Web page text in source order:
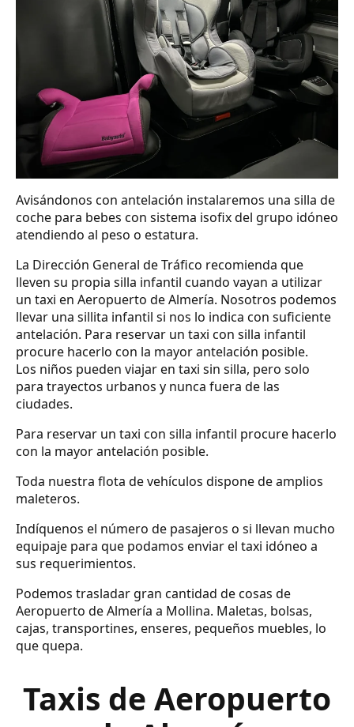
Avisándonos con antelación instalaremos una silla de
coche para bebes con sistema isofix del grupo idóneo
atendiendo al peso o estatura.
La Dirección General de Tráfico recomienda que
lleven su propia silla infantil cuando vayan a utilizar
un taxi en Aeropuerto de Almería. Nosotros podemos
llevar una sillita infantil si nos lo indica con suficiente
antelación. Para reservar un taxi con silla infantil
procure hacerlo con la mayor antelación posible.
Los niños pueden viajar en taxi sin silla, pero solo
para trayectos urbanos y nunca fuera de las
ciudades.
Para reservar un taxi con silla infantil procure hacerlo
con la mayor antelación posible.
Toda nuestra flota de vehículos dispone de amplios
maleteros.
Indíquenos el número de pasajeros o si llevan mucho
equipaje para que podamos enviar el taxi idóneo a
sus requerimientos.
Podemos trasladar gran cantidad de cosas de
Aeropuerto de Almería a Mollina. Maletas, bolsas,
cajas, transportines, enseres, pequeños muebles, lo
que quepa.
Taxis de Aeropuerto